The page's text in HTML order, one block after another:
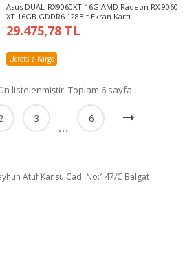
Asus DUAL-RX9060XT-16G AMD Radeon RX 9060
XT 16GB GDDR6 128Bit Ekran Kartı
29.475,78 TL
Ücretsiz Kargo
listelenmiştir. Toplam 6 sayfa
3 ... 6
Atuf Kansu Cad. No:147/C Balgat